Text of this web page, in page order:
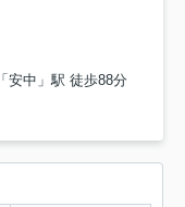
安中」駅 徒歩88分